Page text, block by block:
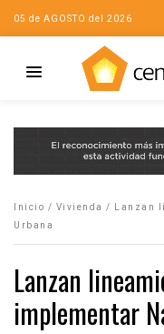
05 de AGOSTO del 2026
Inicio / Vivienda /
Lanzan
Urbana
Lanzan
implementar